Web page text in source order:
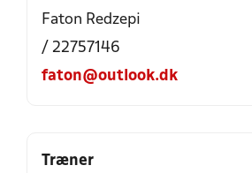
Faton Redzepi
/ 22757146
faton@outlook.dk
Træner